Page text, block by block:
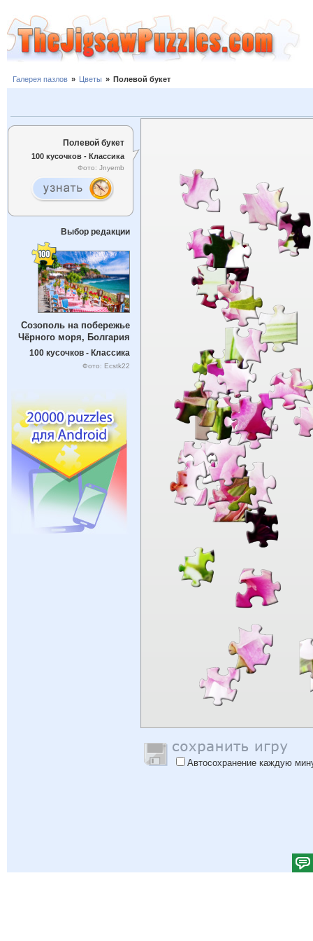
Галерея пазлов » Цветы » Полевой букет
Полевой букет
100 кусочков - Классика
Фото: Jnyemb
Выбор редакции
Созополь на побережье
Чёрного моря, Болгария
100 кусочков - Классика
Фото: Ecstk22
Автосохранение каждую